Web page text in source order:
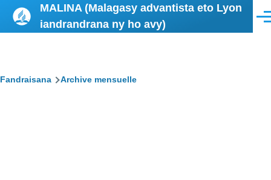
Skip to main content
MALINA (Malagasy advantista eto Lyon
iandrandrana ny ho avy)
Breadcrumb
Fandraisana Archive mensuelle